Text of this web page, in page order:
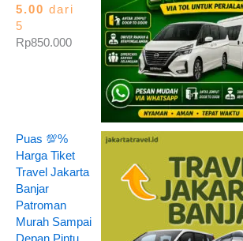
5.00 dari
5
Rp850.000
Puas 💯%
Harga Tiket
Travel Jakarta
Banjar
Patroman
Murah Sampai
Depan Pintu